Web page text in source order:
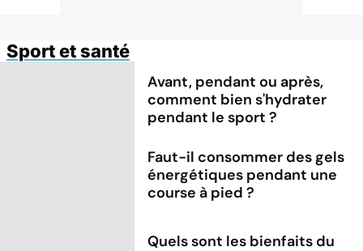
Sport et santé
Avant, pendant ou après,
comment bien s'hydrater
pendant le sport ?
Faut-il consommer des gels
énergétiques pendant une
course à pied ?
Quels sont les bienfaits du